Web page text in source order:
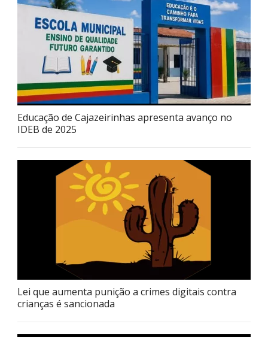
Educação de Cajazeirinhas apresenta avanço no
IDEB de 2025
Lei que aumenta punição a crimes digitais contra
crianças é sancionada